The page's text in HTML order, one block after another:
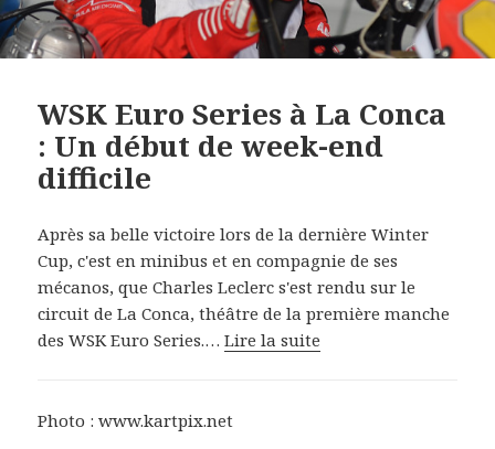
WSK Euro Series à La Conca
: Un début de week-end
difficile
Après sa belle victoire lors de la dernière Winter
Cup, c'est en minibus et en compagnie de ses
mécanos, que Charles Leclerc s'est rendu sur le
circuit de La Conca, théâtre de la première manche
des WSK Euro Series.…Lire la suite
Photo : www.kartpix.net